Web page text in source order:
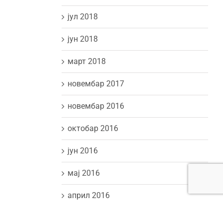
јул 2018
јун 2018
март 2018
новембар 2017
новембар 2016
октобар 2016
јун 2016
мај 2016
април 2016